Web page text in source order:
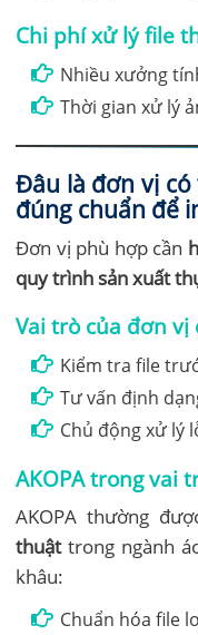
Chi phí xử lý file
Nhiều xưởng
Thời gian xử lý
Đâu là đơn vị
đúng chuẩn để
Đơn vị phù hợp cần
quy trình sản xuất
Vai trò của đơn vị
Kiểm tra file
Tư vấn định
Chủ động xử lý
AKOPA trong vai
AKOPA thường
thuậttrong ngành
khâu:
Chuẩn hóa file